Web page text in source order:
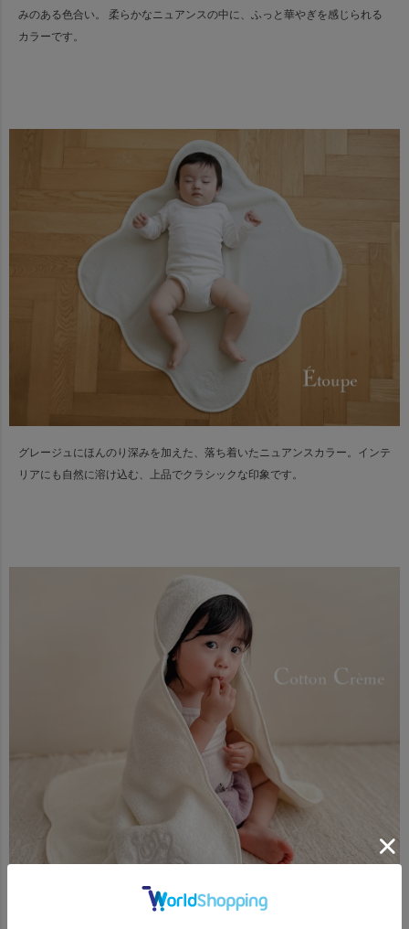
みのある色合い。
柔らかなニュアンスの中に、ふっと華やぎを感じられる
カラーです。
グレージュにほんのり深みを加えた、落ち着いたニュアンスカラー。 インテ
リアにも自然に溶け込む、上品でクラシックな印象です。